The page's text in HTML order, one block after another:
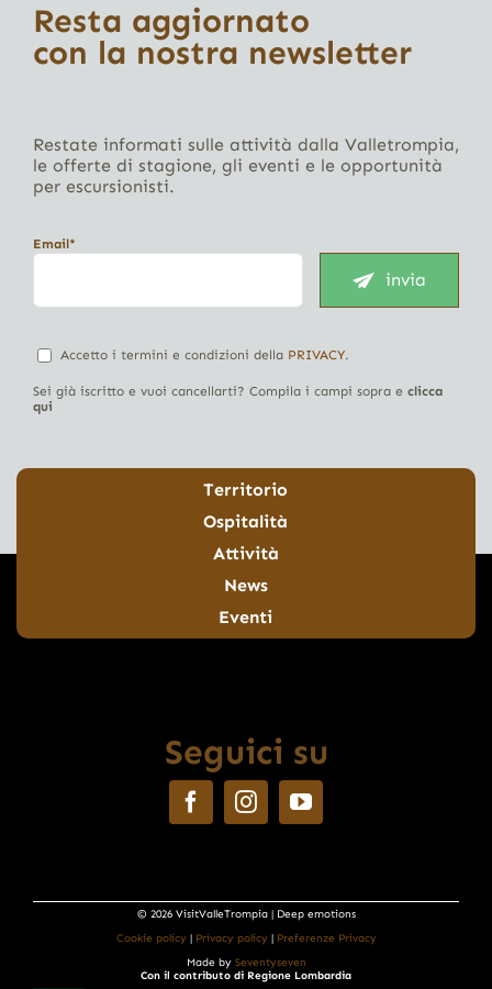
Resta aggiornato
con la nostra newsletter
Restate informati sulle attività dalla Valletrompia,
le offerte di stagione, gli eventi e le opportunità
per escursionisti.
Email*
invia
Accetto i termini e condizioni della PRIVACY.
Sei già iscritto e vuoi cancellarti? Compila i campi sopra e clicca
qui
Territorio
Ospitalità
Attività
News
Eventi
Seguici su
© 2026 VisitValleTrompia | Deep emotions
Cookie policy | Privacy policy | Preferenze Privacy
Made by Seventyseven
Con il contributo di Regione Lombardia